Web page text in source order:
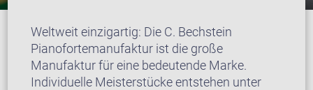
Weltweit einzigartig: Die C. Bechstein
Pianofortemanufaktur ist die große
Manufaktur für eine bedeutende Marke.
Individuelle Meisterstücke entstehen unter